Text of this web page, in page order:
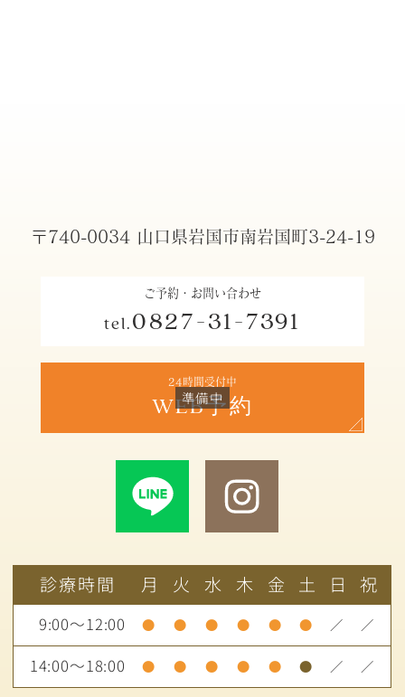
〒740-0034 山口県岩国市南岩国町3-24-19
ご予約・お問い合わせ
tel.0827-31-7391
24時間受付中
WEB予約
診療時間 月 火 水 木 金 土 日 祝
9:00～12:00 ● ● ● ● ● ● ／ ／
14:00～18:00 ● ● ● ● ● ● ／ ／